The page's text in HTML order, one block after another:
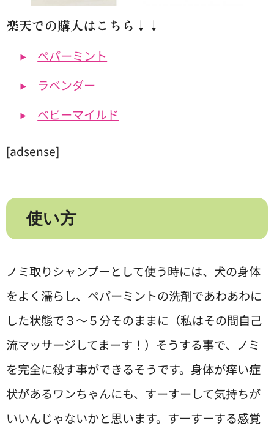
楽天での購入はこちら↓↓
ペパーミント
ラベンダー
ベビーマイルド
[adsense]
使い方
ノミ取りシャンプーとして使う時には、犬の身体
をよく濡らし、ペパーミントの洗剤であわあわに
した状態で３〜５分そのままに（私はその間自己
流マッサージしてまーす！）そうする事で、ノミ
を完全に殺す事ができるそうです。身体が痒い症
状があるワンちゃんにも、すーすーして気持ちが
いいんじゃないかと思います。すーすーする感覚